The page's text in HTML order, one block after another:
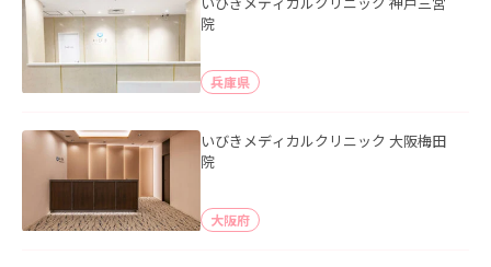
院
兵庫県
いびきメディカルクリニック 大阪梅田
院
大阪府